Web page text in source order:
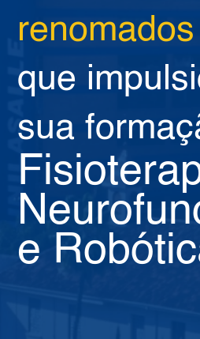
renomados
que
sua
e